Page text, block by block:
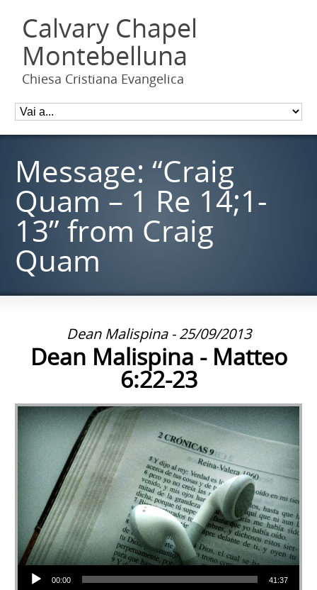
Calvary Chapel
Montebelluna
Chiesa Cristiana Evangelica
Message: “Craig
Quam – 1 Re 14;1-
13” from Craig
Quam
Dean Malispina - 25/09/2013
Dean Malispina - Matteo
6:22-23
Audio Player
00:00 41:37